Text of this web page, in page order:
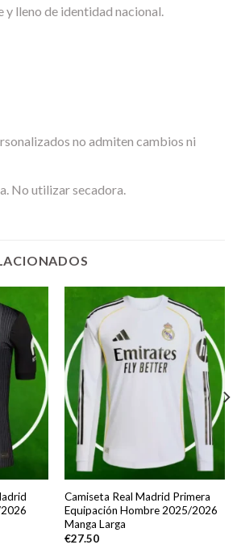
y lleno de identidad nacional.
no admiten cambios ni
No utilizar secadora.
Camiseta Real Madrid Primera
Equipación Hombre 2025/2026
Manga Larga
€27.50